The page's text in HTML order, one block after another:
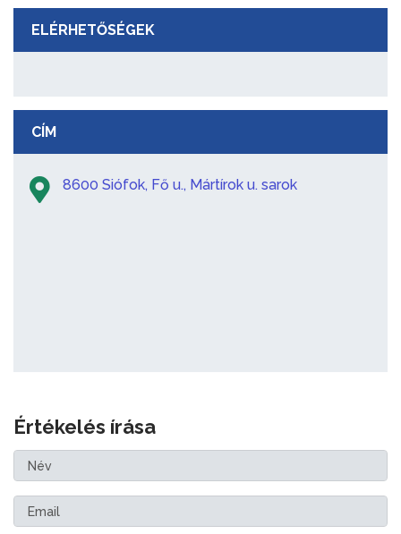
ELÉRHETŐSÉGEK
CÍM
8600 Siófok, Fő u., Mártírok u. sarok
Értékelés írása